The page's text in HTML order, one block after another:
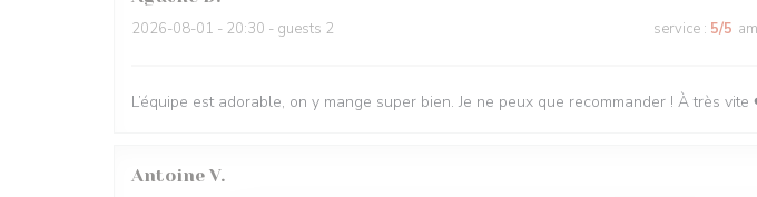
2026-08-01 - 20:30 - guests 2 service : 5/5
L’équipe est adorable, on y mange super bien. Je ne peux que recommander ! À très
Antoine V